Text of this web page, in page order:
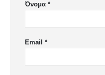
Όνομα *
Email *